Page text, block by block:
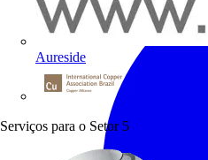
Aureside
Serviços para o Setor 5